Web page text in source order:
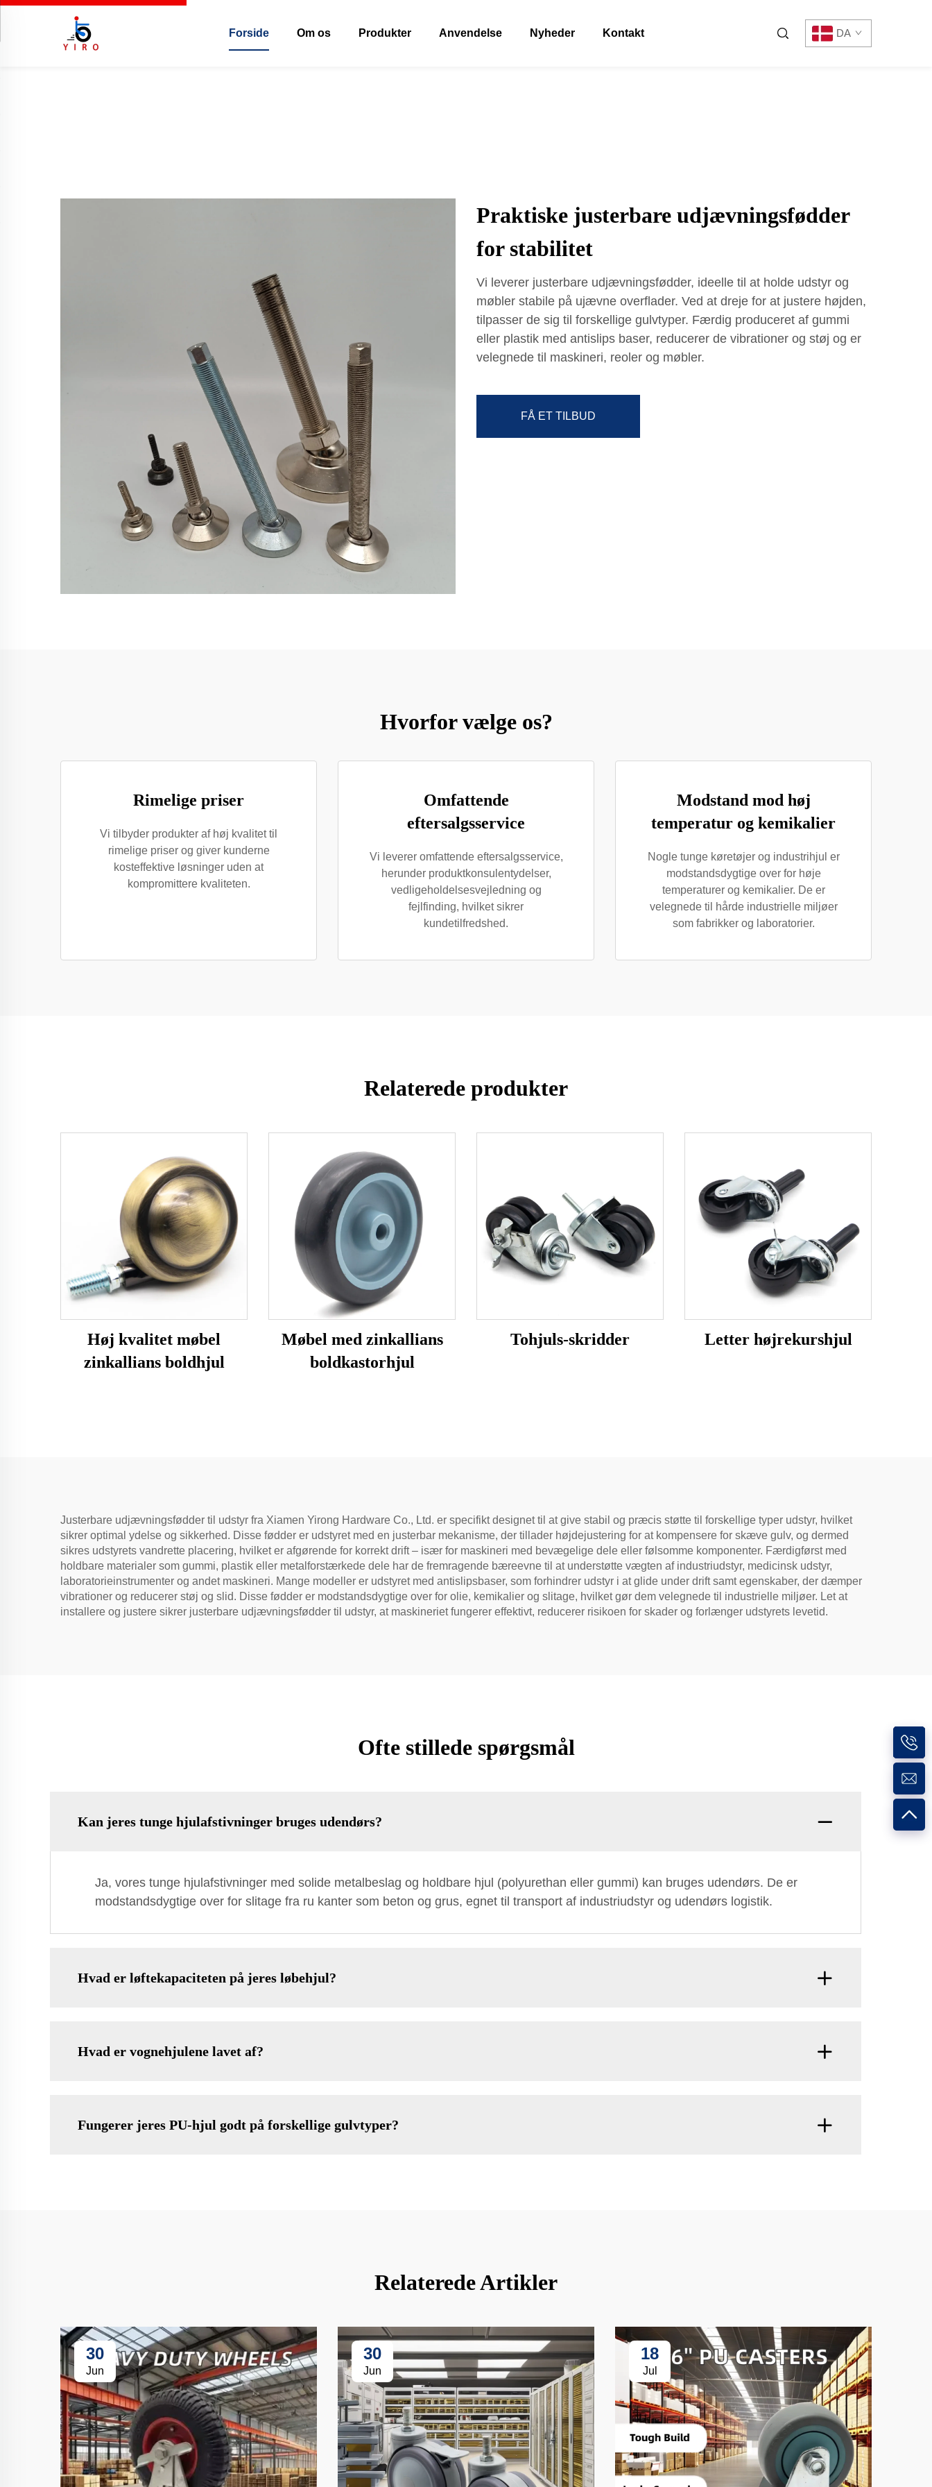
Forside Om os Produkter Anvendelse Nyheder Kontakt DA
Praktiske justerbare udjævningsfødder
for stabilitet
Vi leverer justerbare udjævningsfødder, ideelle til at holde udstyr og
møbler stabile på ujævne overflader. Ved at dreje for at justere højden,
tilpasser de sig til forskellige gulvtyper. Færdig produceret af gummi
eller plastik med antislips baser, reducerer de vibrationer og støj og er
velegnede til maskineri, reoler og møbler.
FÅ ET TILBUD
Hvorfor vælge os?
Rimelige priser
Vi tilbyder produkter af høj kvalitet til
rimelige priser og giver kunderne
kosteffektive løsninger uden at
kompromittere kvaliteten.
Omfattende
eftersalgsservice
Vi leverer omfattende eftersalgsservice,
herunder produktkonsulentydelser,
vedligeholdelsesvejledning og
fejlfinding, hvilket sikrer
kundetilfredshed.
Modstand mod høj
temperatur og kemikalier
Nogle tunge køretøjer og industrihjul er
modstandsdygtige over for høje
temperaturer og kemikalier. De er
velegnede til hårde industrielle miljøer
som fabrikker og laboratorier.
Relaterede produkter
Høj kvalitet møbel
zinkallians boldhjul
Møbel med zinkallians
boldkastorhjul
Tohjuls-skridder Letter højrekurshjul
Justerbare udjævningsfødder til udstyr fra Xiamen Yirong Hardware Co., Ltd. er specifikt designet til at give stabil og præcis støtte til forskellige typer udstyr, hvilket
sikrer optimal ydelse og sikkerhed. Disse fødder er udstyret med en justerbar mekanisme, der tillader højdejustering for at kompensere for skæve gulv, og dermed
sikres udstyrets vandrette placering, hvilket er afgørende for korrekt drift – især for maskineri med bevægelige dele eller følsomme komponenter. Færdigførst med
holdbare materialer som gummi, plastik eller metalforstærkede dele har de fremragende bæreevne til at understøtte vægten af industriudstyr, medicinsk udstyr,
laboratorieinstrumenter og andet maskineri. Mange modeller er udstyret med antislipsbaser, som forhindrer udstyr i at glide under drift samt egenskaber, der dæmper
vibrationer og reducerer støj og slid. Disse fødder er modstandsdygtige over for olie, kemikalier og slitage, hvilket gør dem velegnede til industrielle miljøer. Let at
installere og justere sikrer justerbare udjævningsfødder til udstyr, at maskineriet fungerer effektivt, reducerer risikoen for skader og forlænger udstyrets levetid.
Ofte stillede spørgsmål
Kan jeres tunge hjulafstivninger bruges udendørs?
Ja, vores tunge hjulafstivninger med solide metalbeslag og holdbare hjul (polyurethan eller gummi) kan bruges udendørs. De er
modstandsdygtige over for slitage fra ru kanter som beton og grus, egnet til transport af industriudstyr og udendørs logistik.
Hvad er løftekapaciteten på jeres løbehjul?
Hvad er vognehjulene lavet af?
Fungerer jeres PU-hjul godt på forskellige gulvtyper?
Relaterede Artikler
30
Jun
30
Jun
18
Jul